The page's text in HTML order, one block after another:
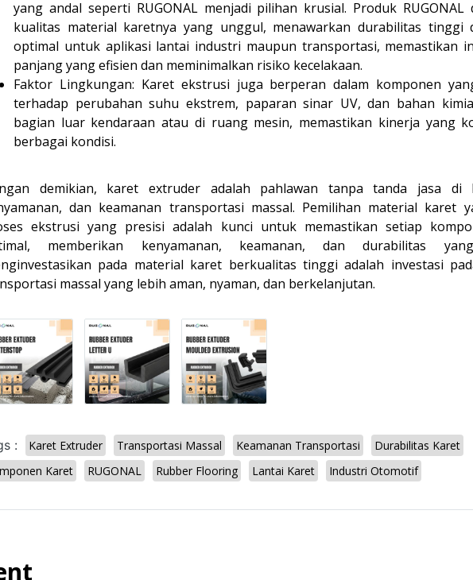
yang andal seperti RUGONAL menjadi pilihan krusial. Produk RUGONAL
kualitas material karetnya yang unggul, menawarkan durabilitas tinggi
optimal untuk aplikasi lantai industri maupun transportasi, memastikan
panjang yang efisien dan meminimalkan risiko kecelakaan.
Faktor Lingkungan: Karet ekstrusi juga berperan dalam komponen
terhadap perubahan suhu ekstrem, paparan sinar UV, dan bahan
bagian luar kendaraan atau di ruang mesin, memastikan kinerja yang
berbagai kondisi.
demikian, karet extruder adalah pahlawan tanpa tanda jasa di
dan keamanan transportasi massal. Pemilihan material karet
ekstrusi yang presisi adalah kunci untuk memastikan setiap
memberikan kenyamanan, keamanan, dan durabilitas
pada material karet berkualitas tinggi adalah investasi
massal yang lebih aman, nyaman, dan berkelanjutan.
: Karet Extruder Transportasi Massal Keamanan Transportasi
Durabilitas Karet
Karet
RUGONAL Rubber Flooring Lantai Karet Industri Otomotif